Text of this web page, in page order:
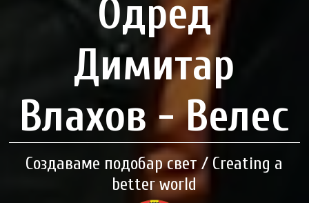
Одред
Димитар
Влахов - Велес
Создаваме подобар свет / Creating a
better world